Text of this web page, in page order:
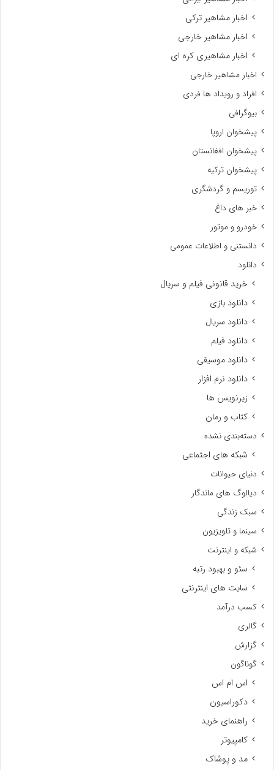
اخبار مشاهیر ترکی
اخبار مشاهیر خارجی
اخبار مشاهیری کره ای
اخبار مشاهیر خارجی
افراد و رویداد ها فردی
بیوگرافی
پیشخوان اروپا
پیشخوان افغانستان
پیشخوان ترکیه
توریسم و گردشگری
خبر های داغ
خودرو و موتور
دانستنی و اطلاعات عمومی
دانلود
خرید قانونی فیلم و سریال
دانلود بازی
دانلود سریال
دانلود فیلم
دانلود موسیقی
دانلود نرم افزار
زیرنویس ها
کتاب و رمان
دسته‌بندی نشده
شبکه های اجتماعی
دنیای حیوانات
دیالوگ های ماندگار
سبک زندگی
سینما و تلویزیون
شبکه و اینترنت
سئو و بهبود رتبه
سایت های اینترنتی
کسب درآمد
گالری
گزارش
گوناگون
اس ام اس
دکوراسیون
راهنمای خرید
کامپیوتر
مد و پوشاک